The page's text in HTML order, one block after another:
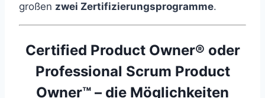
großen zwei Zertifizierungsprogramme.
Certified Product Owner® oder
Professional Scrum Product
Owner™ – die Möglichkeiten